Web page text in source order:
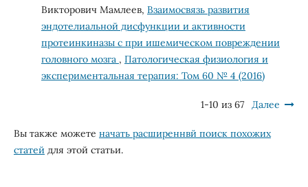
Викторович Мамлеев, Взаимосвязь развития
эндотелиальной дисфункции и активности
протеинкиназы с при ишемическом повреждении
головного мозга , Патологическая физиология и
экспериментальная терапия: Том 60 № 4 (2016)
1-10 из 67 Далее
Вы также можете начать расширеннвй поиск похожих
статей для этой статьи.